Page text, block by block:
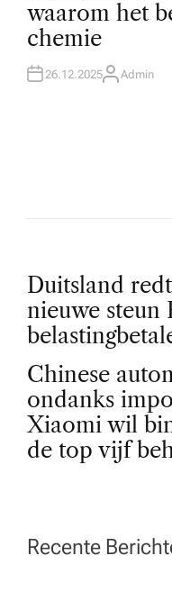
E
D
I
N
waarom het
chemie
26.12.2025A
Admin
P
o
s
t
a
Duitsland
nieuwe steun
Chinese
ondanks
Xiaomi wil
de top vijf
Recente